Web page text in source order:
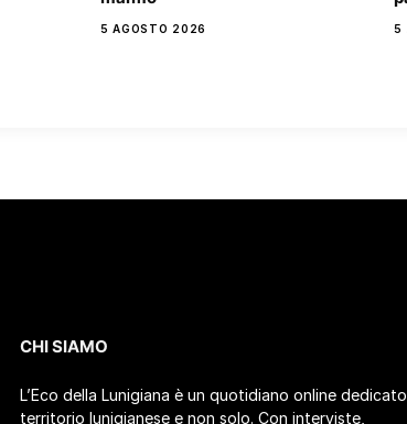
5 AGOSTO 2026 5
CHI SIAMO
L’Eco della Lunigiana è un quotidiano online
territorio lunigianese e non solo. Con interviste,